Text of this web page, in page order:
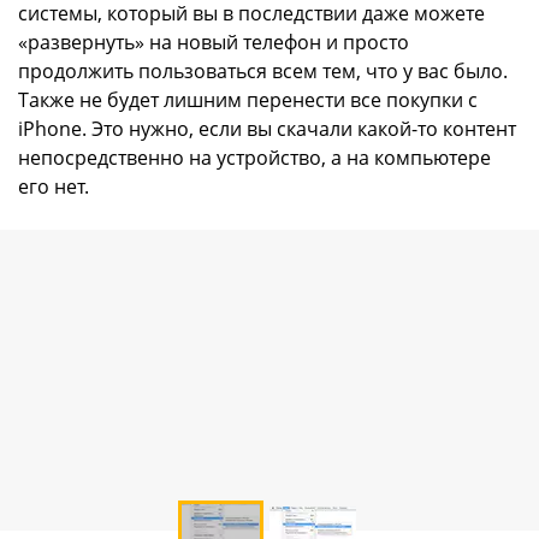
системы, который вы в последствии даже можете
«развернуть» на новый телефон и просто
продолжить пользоваться всем тем, что у вас было.
Также не будет лишним перенести все покупки с
iPhone. Это нужно, если вы скачали какой-то контент
непосредственно на устройство, а на компьютере
его нет.